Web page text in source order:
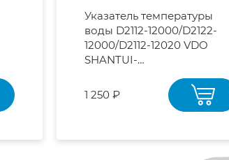
Указатель температуры
воды D2112-12000/D2122-
12000/D2112-12020 VDO
SHANTUI-
1 250 ₽